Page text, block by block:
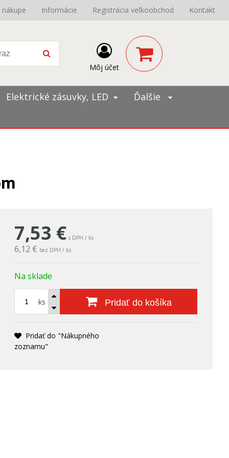
Informácie Registrácia veľkoobchod Kontakt
Môj účet
Elektrické zásuvky, LED Ďalšie
7,53 € s DPH / ks
6,12 € bez DPH / ks
Na sklade
ks Pridať do košíka
Pridať do "Nákupného
zoznamu"